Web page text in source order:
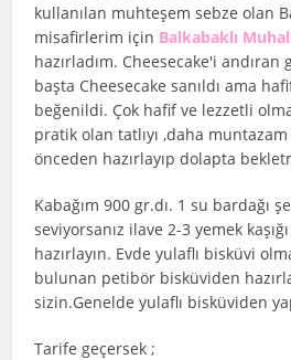
kullanılan muhteşem sebze olan
misafirlerim için Balkabaklı
hazırladım. Cheesecake'i
başta Cheesecake sanıldı ama
beğenildi. Çok hafif ve lezzetli
pratik olan tatlıyı ,daha
önceden hazırlayıp dolapta
Kabağım 900 gr.dı. 1 su bardağı
seviyorsanız ilave 2-3 yemek
hazırlayın. Evde yulaflı bisküvi
bulunan petibör bisküviden
sizin.Genelde yulaflı bisküviden
Tarife geçersek ;